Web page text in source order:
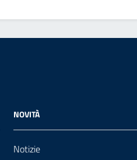
NOVITÀ
Notizie